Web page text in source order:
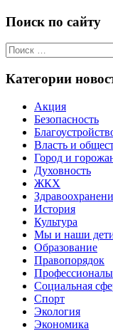
Поиск по сайту
Поиск
для:
Категории
Акция
Безопасность
Власть и
Город и
Духовность
ЖКХ
История
Культура
Мы и наши
Образование
Правопорядок
Профессионалы
Социальная
Спорт
Экология
Экономика